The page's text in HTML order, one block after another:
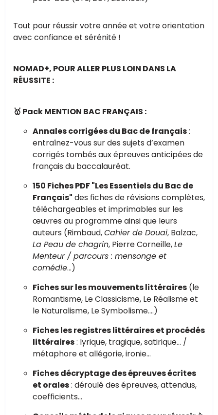
Tout pour réussir votre année et votre orientation
avec confiance et sérénité !
NOMAD+, POUR ALLER PLUS LOIN DANS LA
RÉUSSITE :
🥇 Pack MENTION BAC FRANÇAIS :
Annales corrigées du Bac de français:
entraînez-vous sur des sujets d’examen
corrigés tombés aux épreuves anticipées de
français du baccalauréat.
150 Fiches PDF "Les Essentiels du Bac de
Français" des fiches de révisions complètes,
téléchargeables et imprimables sur les
œuvres au programme ainsi que leurs
auteurs (Rimbaud,Cahier de Douai, Balzac,
La Peau de chagrin, Pierre Corneille,Le
Menteur / parcours : mensonge et
comédie…)
Fiches sur les mouvements littéraires (le
Romantisme, Le Classicisme, Le Réalisme et
le Naturalisme, Le Symbolisme….)
Fiches les registres littéraires et procédés
littéraires: lyrique, tragique, satirique… /
métaphore et allégorie, ironie...
Fiches décryptage des épreuves écrites
et orales: déroulé des épreuves, attendus,
coefficients…